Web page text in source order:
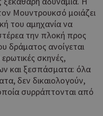
Μουντρουκσό μοιάζει
του αμηχανία να
την πλοκή προς
δράματος ανοίγεται
ερωτικές σκηνές,
και ξεσπάσματα: όλα
δεν δικαιολογούν,
συρράπτονται από